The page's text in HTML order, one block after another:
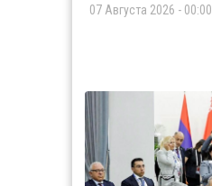
07 Августа 2026 - 00:00